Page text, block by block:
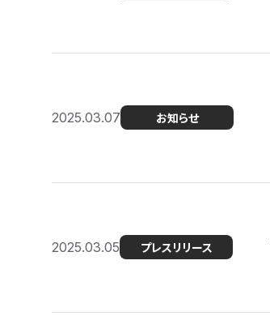
2025.03.07 お知らせ
2025.03.05 プレスリリース